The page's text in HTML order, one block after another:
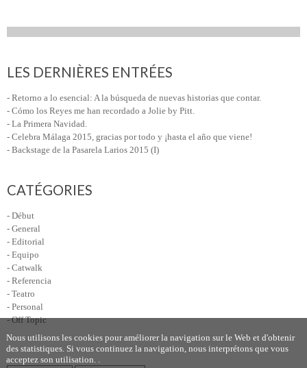
LES DERNIÈRES ENTRÉES
- Retorno a lo esencial: A la búsqueda de nuevas historias que contar.
- Cómo los Reyes me han recordado a Jolie by Pitt.
- La Primera Navidad.
- Celebra Málaga 2015, gracias por todo y ¡hasta el año que viene!
- Backstage de la Pasarela Larios 2015 (I)
CATÉGORIES
- Début
- General
- Editorial
- Equipo
- Catwalk
- Referencia
- Teatro
- Personal
- Off Topic
Nous utilisons les cookies pour améliorer la navigation sur le Web et d'obtenir
des statistiques. Si vous continuez la navigation, nous interprétons que vous
acceptez son utilisation. .